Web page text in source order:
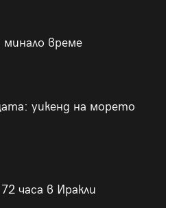
време
уикенд на морето
часа в Иракли